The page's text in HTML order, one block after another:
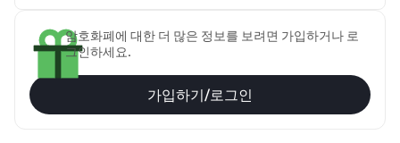
암호화폐에 대한 더 많은 정보를 보려면 가입하거나 로
그인하세요.
가입하기/로그인